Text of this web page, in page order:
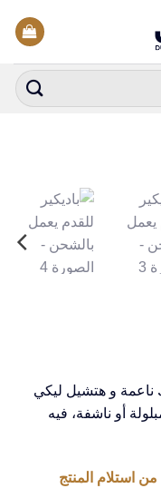
ناعمة و هتشيل ليكي
أو ناشفة، فيه